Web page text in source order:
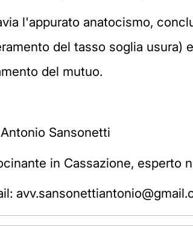
l'appurato anatocismo,
del tasso soglia usura)
del mutuo.
Sansonetti
in Cassazione, esperto